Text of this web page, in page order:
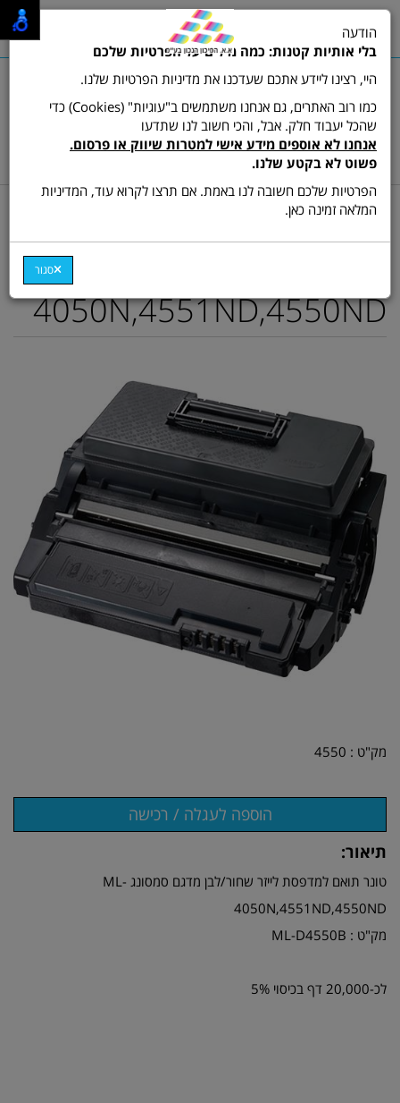
שרות לקוחות ותמיכה:03-9511473
hamikun4u@gmail.com
תפריט
דף בית מתכלים (טונרים ודיו) טונר ש/ל תואם
טונר תואם ML-D4550B
למדפסת סמסונג דגם ML-
4050N,4551ND,4550ND
מק"ט : 4550
תיאור:
טונר תואם למדפסת לייזר שחור/לבן מדגם סמסונג ML-
4050N,4551ND,4550ND
מק"ט : ML-D4550B
לכ-20,000 דף בכיסוי 5%
הודעה
בלי אותיות קטנות: כמה מילים על הפרטיות שלכם
היי, רצינו ליידע אתכם שעדכנו את מדיניות הפרטיות שלנו.
כמו רוב האתרים, גם אנחנו משתמשים ב"עוגיות" (Cookies) כדי
שהכל יעבוד חלק. אבל, והכי חשוב לנו שתדעו
אנחנו לא אוספים מידע אישי למטרות שיווק או פרסום.
פשוט לא בקטע שלנו.
הפרטיות שלכם חשובה לנו באמת. אם תרצו לקרוא עוד, המדיניות
המלאה זמינה כאן.
סגור